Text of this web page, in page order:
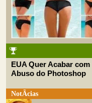
EUA Quer Acabar com
Abuso do Photoshop
NotÃ­cias